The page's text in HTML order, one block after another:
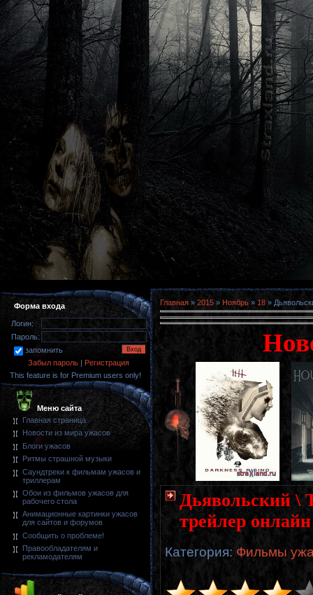
Форма входа
Логин:
Пароль:
запомнить
Забыл пароль | Регистрация
This feature is for Premium users only!
Меню сайта
Главная страница
Новости из мира ужасов
Блоги ужасов
Ритмы страшной музыки
Саундтреки к фильмам ужасов и
триллерам
Обои из фильмов ужасов для
рабочего стола
Анимационные картинки ужасов
для сайтов и форумов
Сообщить о проблеме!
Правообладателям и
рекламодателям
Главная » 2015 » Ноябрь » 18 »
Дьявольский \
трейлер
Категория: Фильмы